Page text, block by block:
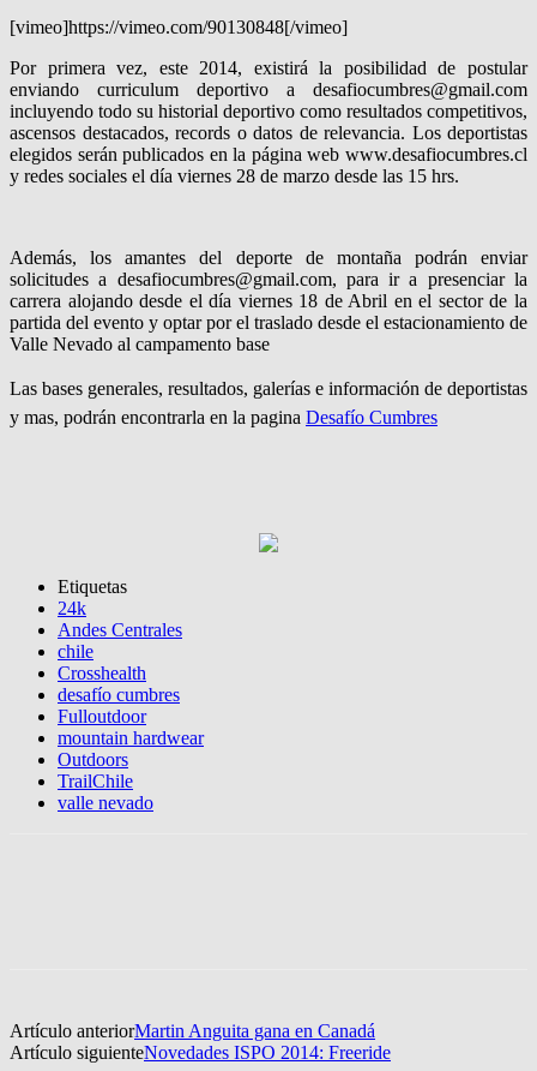
[vimeo]https://vimeo.com/90130848[/vimeo]
Por primera vez, este 2014, existirá la posibilidad de postular
enviando curriculum deportivo a desafiocumbres@gmail.com
incluyendo todo su historial deportivo como resultados competitivos,
ascensos destacados, records o datos de relevancia. Los deportistas
elegidos serán publicados en la página web www.desafiocumbres.cl
y redes sociales el día viernes 28 de marzo desde las 15 hrs.
Además, los amantes del deporte de montaña podrán enviar
solicitudes a desafiocumbres@gmail.com, para ir a presenciar la
carrera alojando desde el día viernes 18 de Abril en el sector de la
partida del evento y optar por el traslado desde el estacionamiento de
Valle Nevado al campamento base
Las bases generales, resultados, galerías e información de deportistas
y mas, podrán encontrarla en la pagina Desafío Cumbres
Etiquetas
24k
Andes Centrales
chile
Crosshealth
desafío cumbres
Fulloutdoor
mountain hardwear
Outdoors
TrailChile
valle nevado
Artículo anteriorMartin Anguita gana en Canadá
Artículo siguienteNovedades ISPO 2014: Freeride